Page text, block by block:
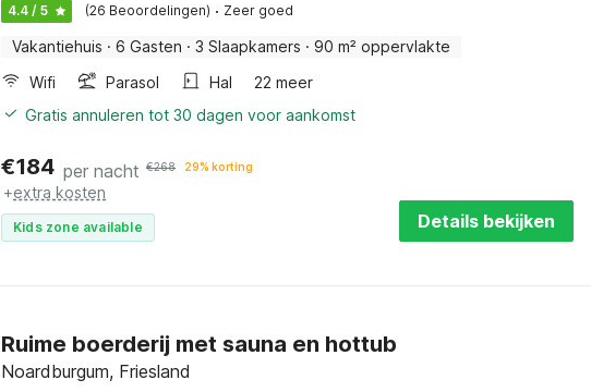
4.4 / 5 (26 Beoordelingen) · Zeer goed
Vakantiehuis · 6 Gasten · 3 Slaapkamers · 90 m² oppervlakte
Wifi
Parasol Hal
22 meer
Gratis annuleren tot 30 dagen voor aankomst
€184 per nacht €268 29% korting
+extra kosten
Kids zone available Details bekijken
Ruime boerderij met sauna en hottub
Noardburgum, Friesland